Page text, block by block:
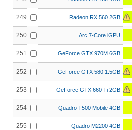
249 Radeon RX 560 2GB
250 Arc 7-Core iGPU
251 GeForce GTX 970M 6GB
252 GeForce GTX 580 1.5GB
253 GeForce GTX 660 Ti 2GB
254 Quadro T500 Mobile 4GB
255 Quadro M2200 4GB